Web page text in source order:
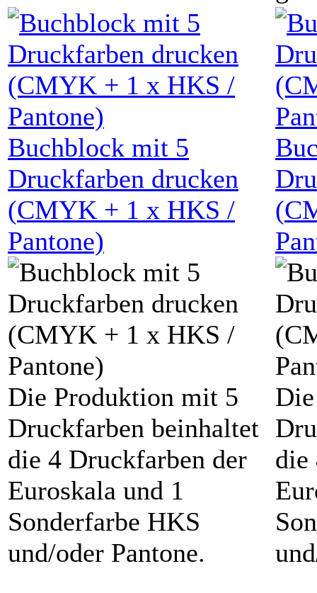
Buchblock mit 5
Druckfarben drucken
(CMYK + 1 x HKS /
Pantone)
Die Produktion mit 5
Druckfarben beinhaltet
die 4 Druckfarben der
Euroskala und 1
Sonderfarbe HKS
und/oder Pantone.
(
die